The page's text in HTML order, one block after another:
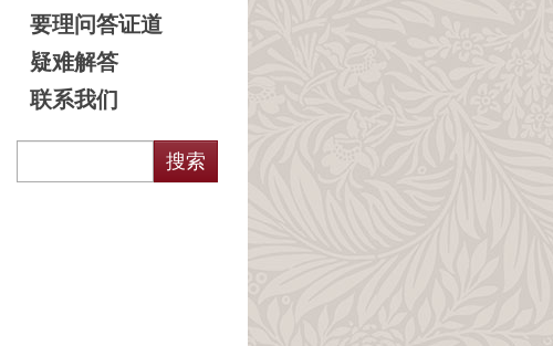
要理问答证道
疑难解答
联系我们